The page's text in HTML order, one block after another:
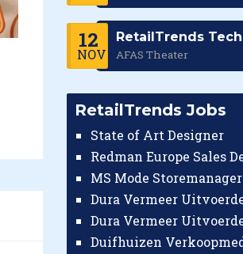
12
NOV
RetailTrends Tech
AFAS Theater
RetailTrends Jobs
State of Art Designer
MS Mode Storemanager